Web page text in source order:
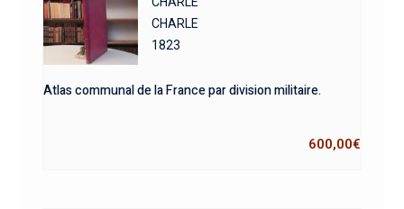
CHARLE
1823
Atlas communal de la France par division militaire.
600,00€